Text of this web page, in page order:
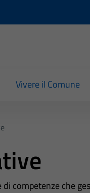
Vivere il Comune
competenze che